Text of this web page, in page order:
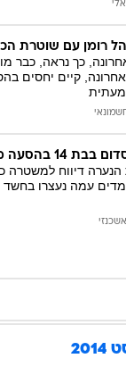
אלי
רומן עם שוטרת
כך נראה, כבר
קיים יחסים
מבית הספר
דיווח למשטרה
בני 15 ו-16 הלומדים עמה